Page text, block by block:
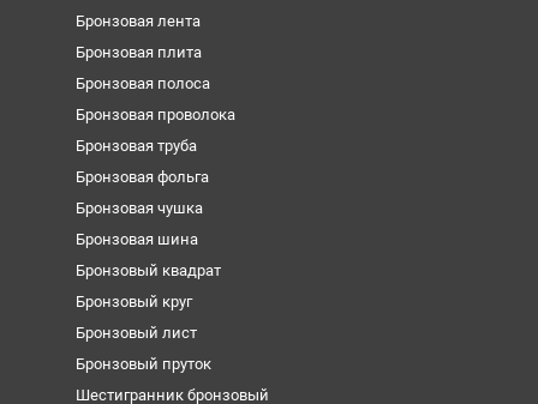
Бронзовая лента
Бронзовая плита
Бронзовая полоса
Бронзовая проволока
Бронзовая труба
Бронзовая фольга
Бронзовая чушка
Бронзовая шина
Бронзовый квадрат
Бронзовый круг
Бронзовый лист
Бронзовый пруток
Шестигранник бронзовый